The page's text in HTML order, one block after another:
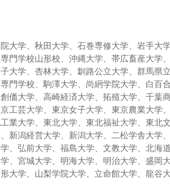
大学、秋田大学、石巻専修大学、岩手大学
門学校山形校、沖縄大学、帯広畜産大学
大学、杏林大学、釧路公立大学、群馬県
門学校、駒澤大学、尚絅学院大学、白百
価大学、高崎経済大学、拓殖大学、千葉
工芸大学、東京女子大学、東京農業大学、
業大学、東北大学、東北福祉大学、東北
新潟経営大学、新潟大学、二松学舎大学、
、弘前大学、福島大学、文教大学、北海
、宮城大学、明海大学、明治大学、盛岡
大学、山梨学院大学、立命館大学、龍谷